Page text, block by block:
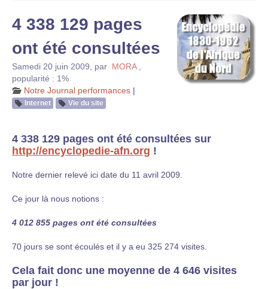
4 338 129 pages
ont été consultées
Samedi 20 juin 2009 par MORA
popularité : 1%
Notre Journal performances |
Internet Vie du site
4 338 129 pages ont été consultées sur
http://encyclopedie-afn.org !
Notre dernier relevé ici date du 11 avril 2009.
Ce jour là nous notions :
4 012 855 pages ont été consultées
70 jours se sont écoulés et il y a eu 325 274 visites.
Cela fait donc une moyenne de 4 646 visites
par jour !